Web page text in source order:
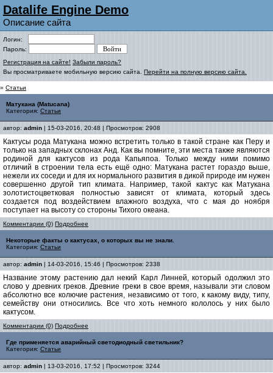
Datalife Engine Demo
Описание сайта
Логин:
Пароль:
Регистрация на сайте! Забыли пароль?
Вы просматриваете мобильную версию сайта. Перейти на полную версию сайта.
» Статьи
Матукана (Matucana)
Категория: Статьи
автор: admin | 15-03-2016, 20:48 | Просмотров: 2908
Кактусы рода Матукана можно встретить только в такой стране как Перу и
только на западных склонах Анд. Как вы помните, эти места также являются
родиной для кактусов из рода Капьяпоа. Только между ними помимо
отличий в строении тела есть ещё одно: Матукана растет гораздо выше,
нежели их соседи и для их нормального развития в дикой природе им нужен
совершенно другой тип климата. Например, такой кактус как Матукана
золотистоцветковая полностью зависят от климата, который здесь
создается под воздействием влажного воздуха, что с мая до ноября
поступает на высоту со стороны Тихого океана.
Комментарии (0) Подробнее
Некоторые факты о кактусах, о которых вы не знали.
Категория: Статьи
автор: admin | 14-03-2016, 15:46 | Просмотров: 2338
Название этому растению дал некий Карл Линней, который одолжил это
слово у древних греков. Древние греки в свое время, называли эти словом
абсолютно все колючие растения, независимо от того, к какому виду, типу,
семейству они относились. Все что хоть немного кололось у них было
кактусом.
Комментарии (0) Подробнее
Где применяется аварийный светодиодный светильник?
Категория: Статьи
автор: admin | 13-03-2016, 17:52 | Просмотров: 3244